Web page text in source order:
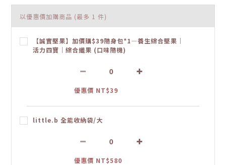
以優惠價加購商品 (最多 1 件)
【誠實堅果】加價購$39隨身包*1—養生綜合堅果｜
活力四寶｜綜合纖果 (口味隨機)
優惠價 NT$39
little.b 全能收納袋/大
優惠價 NT$580